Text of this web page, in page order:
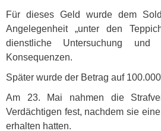
Für dieses Geld wurde dem
Angelegenheit „unter den
dienstliche Untersuchung und
Konsequenzen.
Später wurde der Betrag auf
Am 23. Mai nahmen die
Verdächtigen fest, nachdem sie
erhalten hatten.